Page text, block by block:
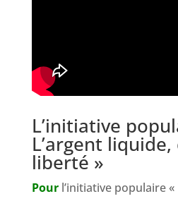
L’initiative
L’argent liquide,
liberté »
Pourl’initiative populaire «